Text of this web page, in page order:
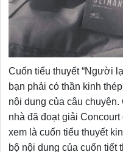
Cuốn tiểu thuyết “Người
bạn phải có thần kinh
nội dung của câu
nhà đã đoạt giải
xem là cuốn tiểu thuyết
bộ nội dung của cuốn tiết